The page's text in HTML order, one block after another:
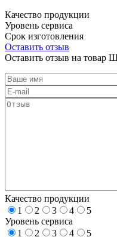
Качество продукции
Уровень сервиса
Срок изготовления
Оставить отзыв
Оставить отзыв на товар
Качество продукции
1
2 3 4
5
Уровень сервиса
1
2 3 4 5